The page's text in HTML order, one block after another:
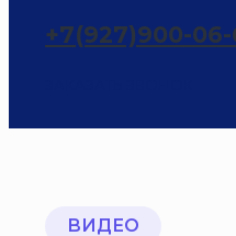
+7(927)900-
ВИДЕО